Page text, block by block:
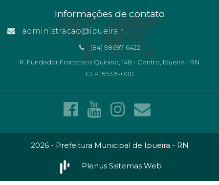
Informações de contato
administracao@ipueira.rn.gov.br
(84) 98697-6422
R. Fundador Franscisco Quinino, 148 - Centro, Ipueira - RN
CEP: 59315-000
2026 - Prefeitura Municipal de Ipueira - RN
Plenus Sistemas Web